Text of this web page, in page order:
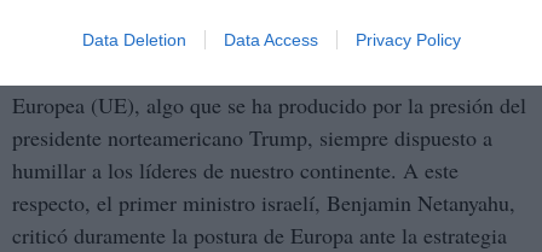
Data Deletion Data Access Privacy Policy
Como aspecto realmente lamentable, hay que destacar que
Europea (UE), algo que se ha producido por la presión del
presidente norteamericano Trump, siempre dispuesto a
humillar a los líderes de nuestro continente. A este
respecto, el primer ministro israelí, Benjamin Netanyahu,
criticó duramente la postura de Europa ante la estrategia